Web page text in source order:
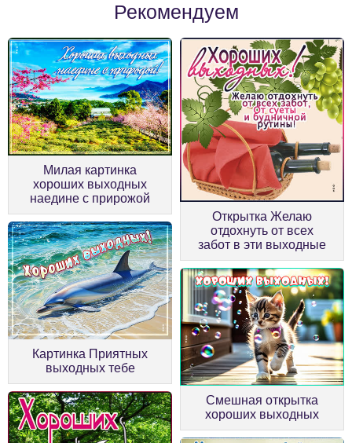
Рекомендуем
Милая картинка
хороших выходных
наедине с прирожой
Открытка Желаю
отдохнуть от всех
забот в эти выходные
Картинка Приятных
выходных тебе
Смешная открытка
хороших выходных